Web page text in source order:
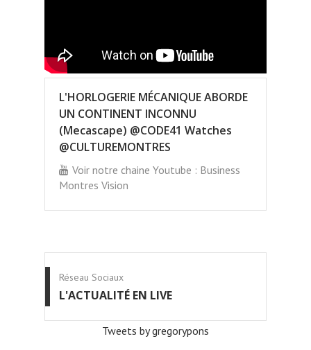
L'HORLOGERIE MÉCANIQUE ABORDE
UN CONTINENT INCONNU
(Mecascape) @CODE41 Watches
@CULTUREMONTRES
Voir notre chaine Youtube : Business
Montres Vision
Réseau Sociaux
L'ACTUALITÉ EN LIVE
Tweets by gregorypons